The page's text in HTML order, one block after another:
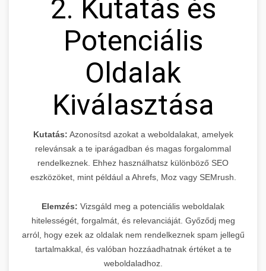
2. Kutatás és
Potenciális
Oldalak
Kiválasztása
Kutatás: Azonosítsd azokat a weboldalakat, amelyek
relevánsak a te iparágadban és magas forgalommal
rendelkeznek. Ehhez használhatsz különböző SEO
eszközöket, mint például a Ahrefs, Moz vagy SEMrush.
Elemzés: Vizsgáld meg a potenciális weboldalak
hitelességét, forgalmát, és relevanciáját. Győződj meg
arról, hogy ezek az oldalak nem rendelkeznek spam jellegű
tartalmakkal, és valóban hozzáadhatnak értéket a te
weboldaladhoz.